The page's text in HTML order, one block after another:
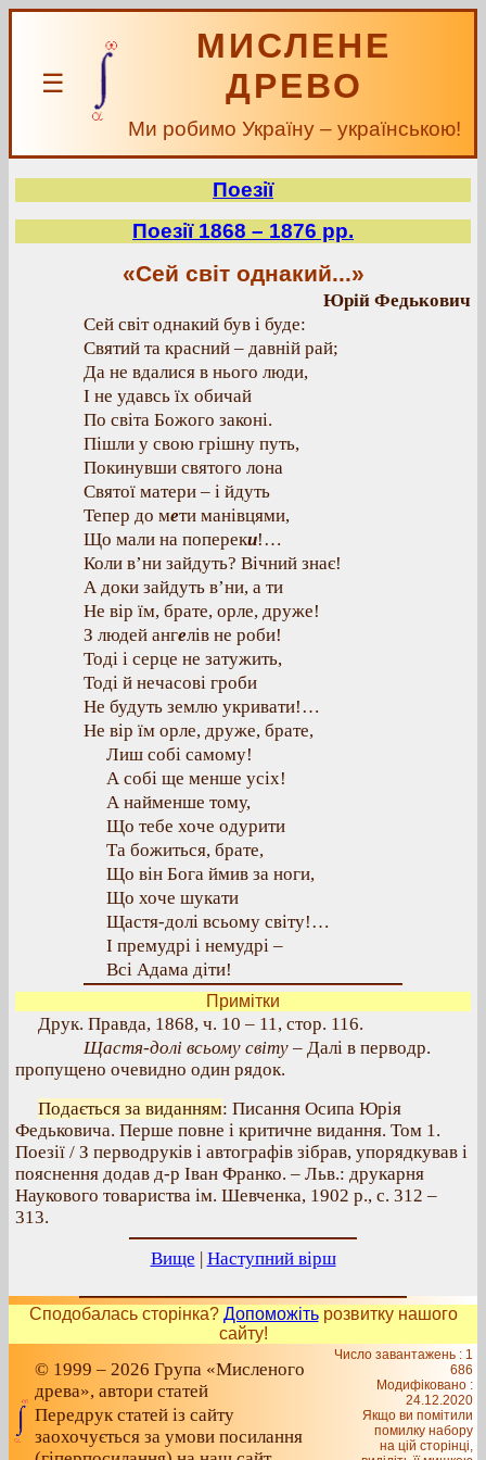
☰
МИСЛЕНЕ
ДРЕВО
Ми робимо Україну – українською!
Поезії
Поезії 1868 – 1876 рр.
«Сей світ однакий...»
Юрій Федькович
Сей світ однакий був і буде:
Святий та красний – давній рай;
Да не вдалися в нього люди,
І не удавсь їх обичай
По світа Божого законі.
Пішли у свою грішну путь,
Покинувши святого лона
Святої матери – і йдуть
Тепер до мети манівцями,
Що мали на попереки!…
Коли в’ни зайдуть? Вічний знає!
А доки зайдуть в’ни, а ти
Не вір їм, брате, орле, друже!
З людей ангелів не роби!
Тоді і серце не затужить,
Тоді й нечасові гроби
Не будуть землю укривати!…
Не вір їм орле, друже, брате,
Лиш собі самому!
А собі ще менше усіх!
А найменше тому,
Що тебе хоче одурити
Та божиться, брате,
Що він Бога ймив за ноги,
Що хоче шукати
Щастя-долі всьому світу!…
І премудрі і немудрі –
Всі Адама діти!
Примітки
Друк. Правда, 1868, ч. 10 – 11, стор. 116.
Щастя-долі всьому світу – Далі в перводр.
пропущено очевидно один рядок.
Подається за виданням: Писання Осипа Юрія
Федьковича. Перше повне і критичне видання. Том 1.
Поезії / З перводруків і автографів зібрав, упорядкував і
пояснення додав д-р Іван Франко. – Льв.: друкарня
Наукового товариства ім. Шевченка, 1902 р., с. 312 –
313.
Вище | Наступний вірш
Сподобалась сторінка? Допоможітьрозвитку нашого
сайту!
© 1999 – 2026 Група «Мисленого
древа», автори статей
Передрук статей із сайту
заохочується за умови посилання
Число завантажень : 1
686
Модифіковано :
24.12.2020
Якщо ви помітили
помилку набору
на цiй сторiнцi,